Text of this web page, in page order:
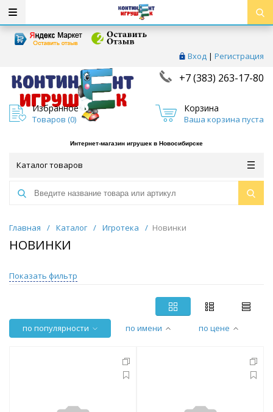
Вход | Регистрация
+7 (383) 263-17-80
Избранное
Товаров (0)
Корзина
Ваша корзина пуста
Интернет-магазин игрушек в Новосибирске
Каталог товаров
Главная / Каталог / Игротека / Новинки
НОВИНКИ
Показать фильтр
по популярности по имени по цене